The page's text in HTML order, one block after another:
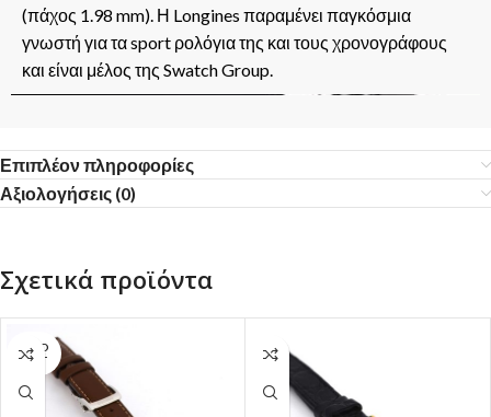
(πάχος 1.98 mm). Η Longines παραμένει παγκόσμια
γνωστή για τα sport ρολόγια της και τους χρονογράφους
και είναι μέλος της Swatch Group.
Επιπλέον πληροφορίες
Αξιολογήσεις (0)
Σχετικά προϊόντα
SOLD
OUT